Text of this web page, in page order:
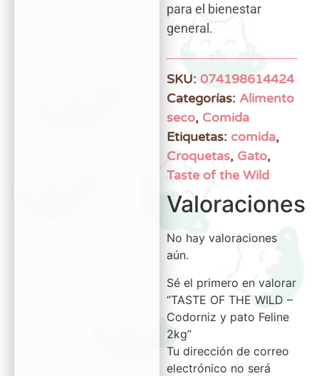
para el bienestar
general.
SKU: 074198614424
Categorías: Alimento
seco, Comida
Etiquetas: comida,
Croquetas, Gato,
Taste of the Wild
Valoraciones
No hay valoraciones
aún.
Sé el primero en valorar
“TASTE OF THE WILD –
Codorniz y pato Feline
2kg”
Tu dirección de correo
electrónico no será